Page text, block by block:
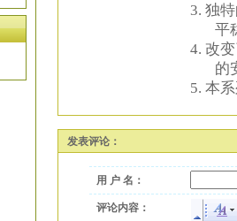
3. 独
平
4. 改
的
5. 本
发表评论：
用 户 名：
评论内容：